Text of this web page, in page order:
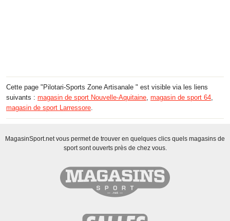
Cette page "Pilotari-Sports Zone Artisanale " est visible via les liens
suivants : magasin de sport Nouvelle-Aquitaine magasin de sport 64
magasin de sport Larressore
MagasinSport.net vous permet de trouver en quelques clics quels magasins de
sport sont ouverts près de chez vous.